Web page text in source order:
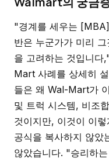
"경계를 세우는
반은 누군가가 미리
을 고려하는 것입니
Mart 사례를 상세히
들은 왜 Wal-Mart가
및 트럭 시스템, 비조
것이지만, 이것이 이
공식을 복사하지 않았
않았습니다. "승리하